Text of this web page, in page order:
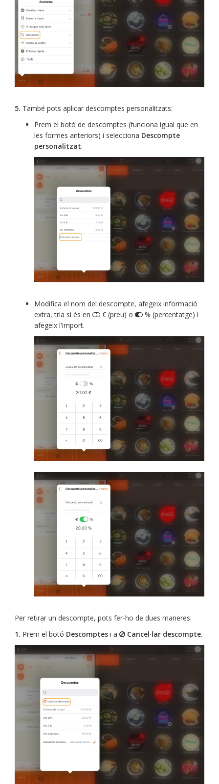
5. També pots aplicar descomptes personalitzats:
Prem el botó de descomptes (funciona igual que en
les formes anteriors) i selecciona Descompte
personalitzat.
Modifica el nom del descompte, afegeix informació
extra, tria si és en
€ (preu) o
% (percentatge) i
afegeix l'import.
Per retirar un descompte, pots fer-ho de dues maneres:
1. Prem el botó Descomptes i a Cancel·lar descompte.